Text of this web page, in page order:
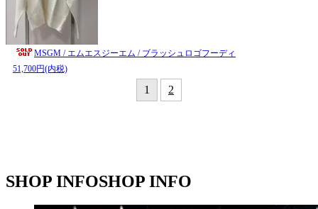
MSGM / エムエスジーエム / ブラッシュロゴフーディ
51,700円(内税)
1 2
SHOP INFOSHOP INFO